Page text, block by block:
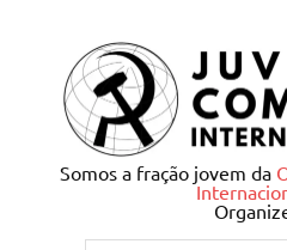
Somos a fração jovem da